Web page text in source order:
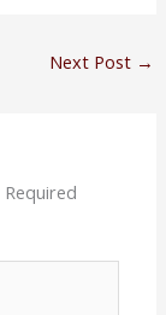
Next Post →
Required